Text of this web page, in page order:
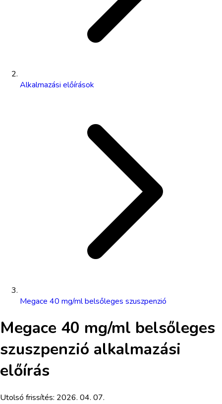
Alkalmazási előírások
Megace 40 mg/ml belsőleges szuszpenzió
Megace 40 mg/ml belsőleges
szuszpenzió alkalmazási
előírás
Utolsó frissítés: 2026. 04. 07.